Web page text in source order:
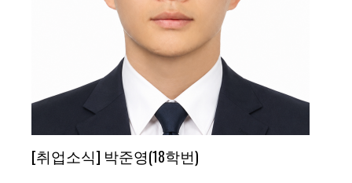
[취업소식] 박준영(18학번)